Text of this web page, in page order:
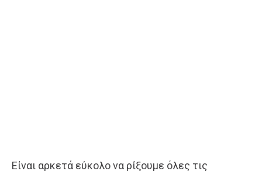
Είναι αρκετά εύκολο να ρίξουμε όλες τις